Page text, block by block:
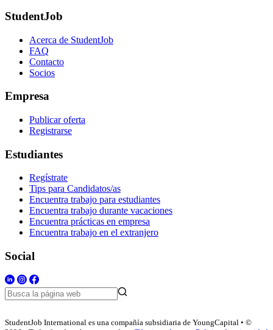
StudentJob
Acerca de StudentJob
FAQ
Contacto
Socios
Empresa
Publicar oferta
Registrarse
Estudiantes
Regístrate
Tips para Candidatos/as
Encuentra trabajo para estudiantes
Encuentra trabajo durante vacaciones
Encuentra prácticas en empresa
Encuentra trabajo en el extranjero
Social
StudentJob International es una compañía subsidiaria de YoungCapital • ©